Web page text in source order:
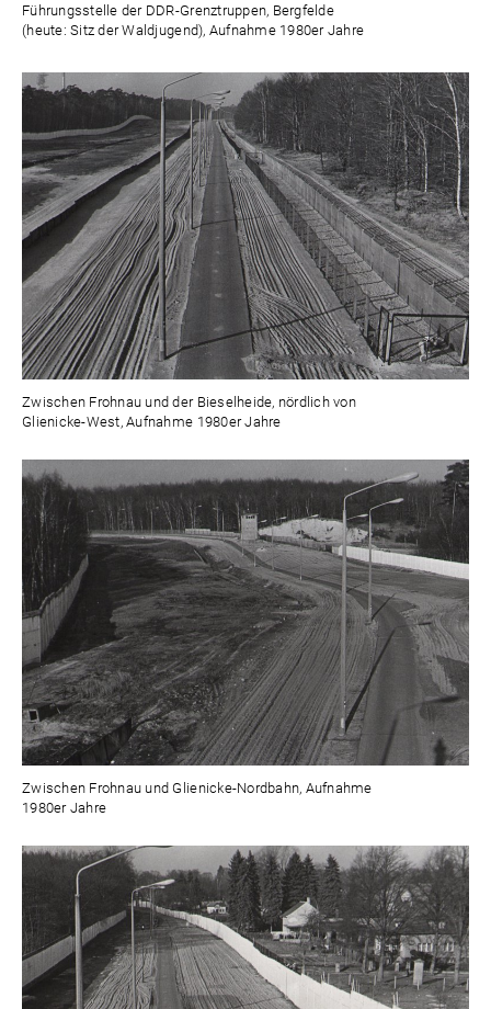
Führungsstelle der DDR-Grenztruppen, Bergfelde
(heute: Sitz der Waldjugend), Aufnahme 1980er Jahre
Zwischen Frohnau und der Bieselheide, nördlich von
Glienicke-West, Aufnahme 1980er Jahre
Zwischen Frohnau und Glienicke-Nordbahn, Aufnahme
1980er Jahre